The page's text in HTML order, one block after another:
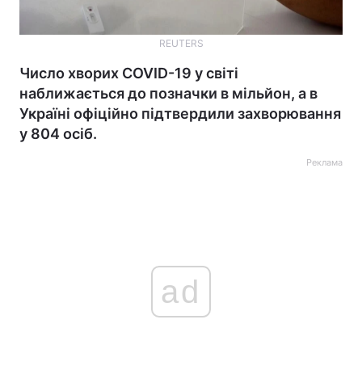
REUTERS
Число хворих COVID-19 у світі
наближається до позначки в мільйон, а в
Україні офіційно підтвердили захворювання
у 804 осіб.
Реклама
ad